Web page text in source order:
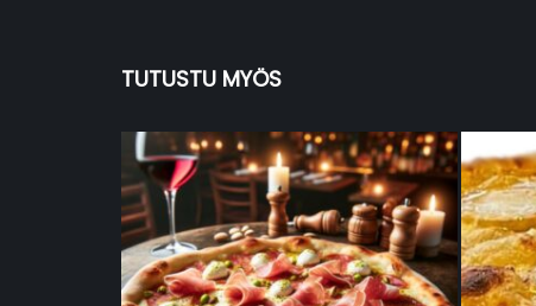
TUTUSTU MYÖS